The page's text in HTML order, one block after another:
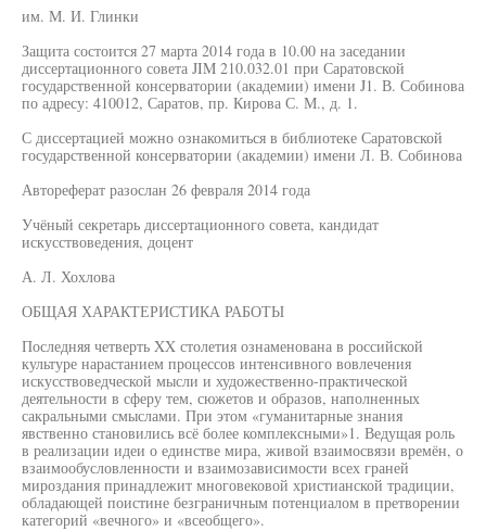
им. М. И. Глинки
Защита состоится 27 марта 2014 года в 10.00 на заседании
диссертационного совета JIM 210.032.01 при Саратовской
государственной консерватории (академии) имени J1. В. Собинова
по адресу: 410012, Саратов, пр. Кирова С. М., д. 1.
С диссертацией можно ознакомиться в библиотеке Саратовской
государственной консерватории (академии) имени Л. В. Собинова
Автореферат разослан 26 февраля 2014 года
Учёный секретарь диссертационного совета, кандидат
искусствоведения, доцент
А. Л. Хохлова
ОБЩАЯ ХАРАКТЕРИСТИКА РАБОТЫ
Последняя четверть XX столетия ознаменована в российской
культуре нарастанием процессов интенсивного вовлечения
искусствоведческой мысли и художественно-практической
деятельности в сферу тем, сюжетов и образов, наполненных
сакральными смыслами. При этом «гуманитарные знания
явственно становились всё более комплексными»1. Ведущая роль
в реализации идеи о единстве мира, живой взаимосвязи времён, о
взаимообусловленности и взаимозависимости всех граней
мироздания принадлежит многовековой христианской традиции,
обладающей поистине безграничным потенциалом в претворении
категорий «вечного» и «всеобщего».